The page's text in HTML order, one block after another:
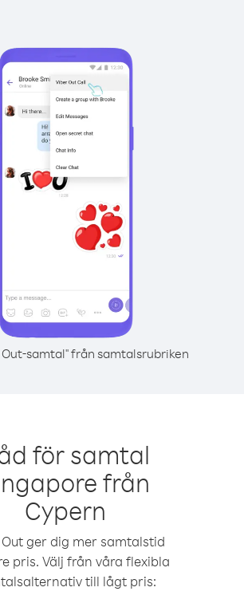
Out-samtal" från samtalsrubriken
för samtal
från
Cypern
ger dig mer samtalstid
pris. Välj från våra flexibla
till lågt pris: